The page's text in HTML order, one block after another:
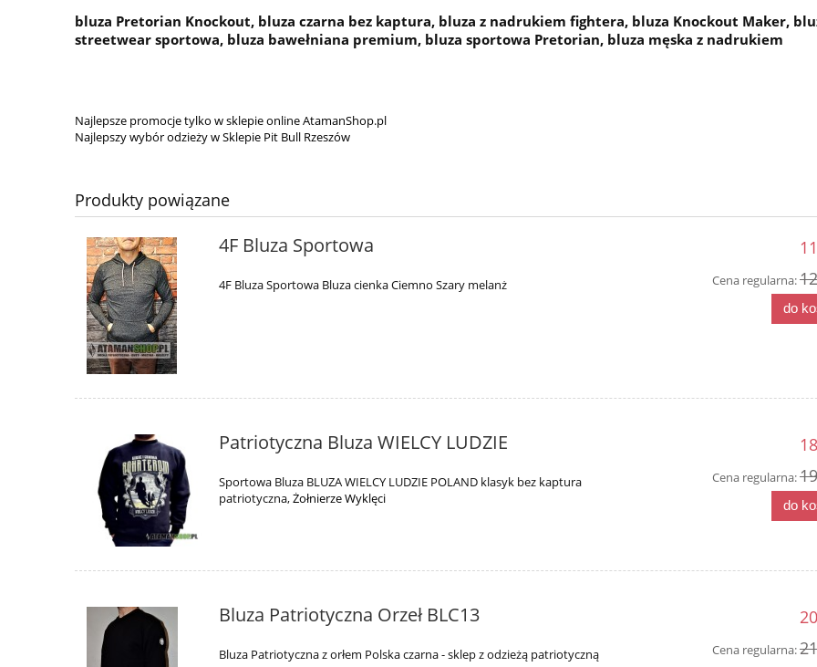
bluza Pretorian Knockout, bluza czarna bez kaptura, bluza z nadrukiem fightera, bluza Knockout Maker,
streetwear sportowa, bluza bawełniana premium, bluza sportowa Pretorian, bluza męska z nadrukiem
Najlepsze promocje tylko w sklepie online AtamanShop.pl
Najlepszy wybór odzieży w Sklepie Pit Bull Rzeszów
Produkty powiązane
4F Bluza Sportowa
4F Bluza Sportowa Bluza cienka Ciemno Szary melanż Cena regularna:
do
Patriotyczna Bluza WIELCY LUDZIE
Sportowa Bluza BLUZA WIELCY LUDZIE POLAND klasyk bez kaptura
patriotyczna,Żołnierze Wyklęci
Cena regularna:
do
Bluza Patriotyczna Orzeł BLC13
Bluza Patriotyczna z orłem Polska czarna - sklep z odzieżą patriotyczną Cena regularna: